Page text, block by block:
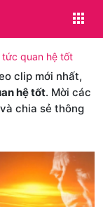
quan hệ tốt
clip mới nhất,
hệ tốt. Mời các
và chia sẻ thông